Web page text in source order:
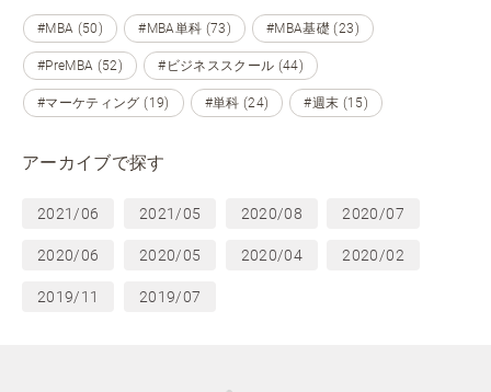
#MBA (50) #MBA単科 (73) #MBA基礎 (23)
#PreMBA (52) #ビジネススクール (44)
#マーケティング (19) #単科 (24) #週末 (15)
アーカイブで探す
2021/06 2021/05 2020/08 2020/07
2020/06 2020/05 2020/04 2020/02
2019/11 2019/07